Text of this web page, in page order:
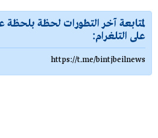
لمتابعة آخر التطورات لحظة بلحظة
على التلغرام:
https://t.me/bintjbeilnews